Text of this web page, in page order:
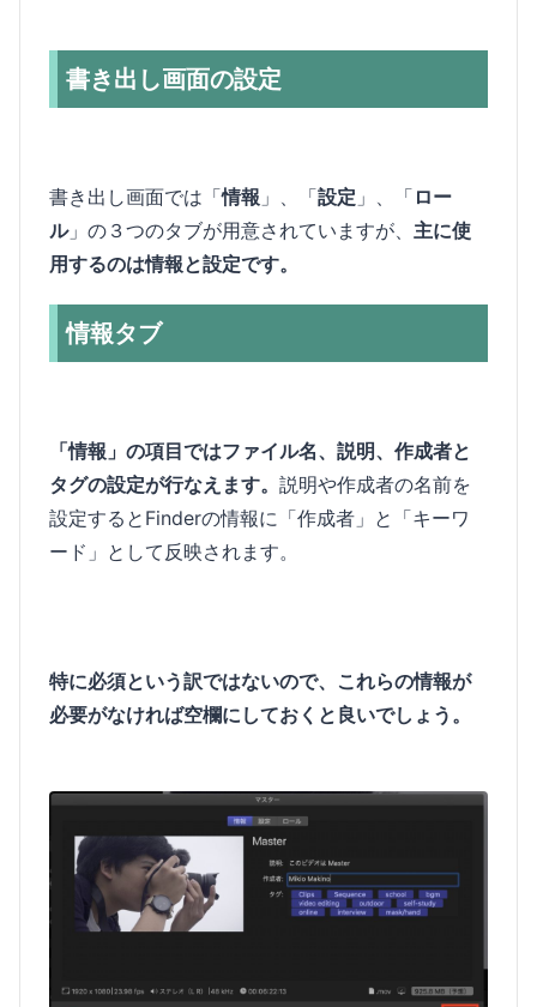
書き出し画面の設定
書き出し画面では「情報 」、「設定 」、「 ロー
ル」の３つのタブが用意されていますが、 主に使
用するのは情報と設定です。
情報タブ
「情報」の項目ではファイル名、説明、作成者と
タグの設定が行なえます。 説明や作成者の名前を
設定するとFinderの情報に「作成者」と「キーワ
ード」として反映されます。
特に必須という訳ではないので、これらの情報が
必要がなければ空欄にしておくと良いでしょう。